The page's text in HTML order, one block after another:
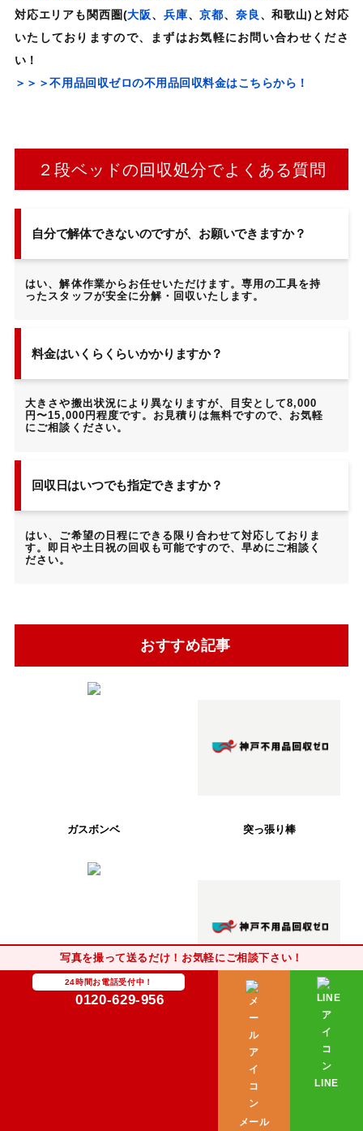
対応エリアも 関西圏(大阪、 兵庫、京都、 奈良、和歌山)と対応
いたしておりますので、まずはお気軽にお問い合わせくださ
い！
＞＞＞不用品回収ゼロの不用品回収料金はこちらから！
２段ベッドの回収処分でよくある質問
自分で解体できないのですが、お願いできますか？
はい、解体作業からお任せいただけます。専用の工具を持
ったスタッフが安全に分解・回収いたします。
料金はいくらくらいかかりますか？
大きさや搬出状況により異なりますが、目安として8,000
円〜15,000円程度です。お見積りは無料ですので、お気軽
にご相談ください。
回収日はいつでも指定できますか？
はい、ご希望の日程にできる限り合わせて対応しておりま
す。即日や土日祝の回収も可能ですので、早めにご相談く
ださい。
おすすめ記事
ガスボンベ 突っ張り棒
写真を撮って送るだけ！お気軽にご相談下さい！
24時間お電話受付中！
0120-629-956
メール
LINE